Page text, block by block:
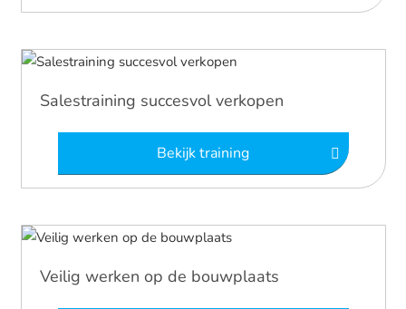
Salestraining succesvol verkopen
Bekijk training
Veilig werken op de bouwplaats